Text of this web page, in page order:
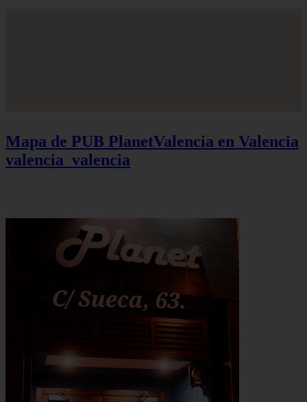
Mapa de PUB PlanetValencia en Valencia
valencia_valencia